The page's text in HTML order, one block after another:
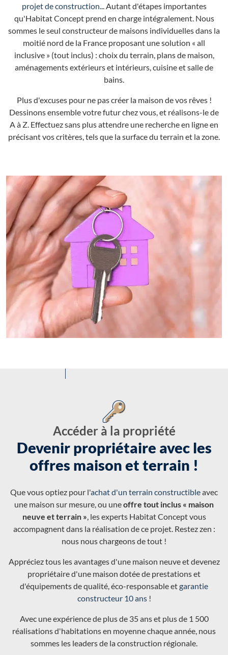
projet de construction... Autant d'étapes importantes
qu'Habitat Concept prend en charge intégralement. Nous
sommes le seul constructeur de maisons individuelles dans la
moitié nord de la France proposant une solution « all
inclusive » (tout inclus) : choix du terrain, plans de maison,
aménagements extérieurs et intérieurs, cuisine et salle de
bains.
Plus d'excuses pour ne pas créer la maison de vos rêves !
Dessinons ensemble votre futur chez vous, et réalisons-le de
A à Z. Effectuez sans plus attendre une recherche en ligne en
précisant vos critères, tels que la surface du terrain et la zone.
Accéder à la propriété
Devenir propriétaire avec les
offres maison et terrain !
Que vous optiez pour l'achat d'un terrain constructibleavec
une maison sur mesure, ou uneoffre tout inclus « maison
neuve et terrain », les experts Habitat Concept vous
accompagnent dans la réalisation de ce projet. Restez zen :
nous nous chargeons de tout !
Appréciez tous les avantages d'une maison neuve et devenez
propriétaire d'une maison dotée de prestations et
d'équipements de qualité, éco-responsable etgarantie
constructeur 10 ans!
Avec une expérience de plus de 35 ans et plus de 1 500
réalisations d'habitations en moyenne chaque année, nous
sommes les leaders de la construction régionale.